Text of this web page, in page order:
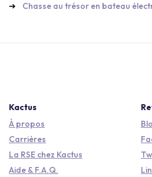
Chasse au trésor en bateau
Kactus
À propos
Carrières
La RSE chez Kactus
Aide & F.A.Q.